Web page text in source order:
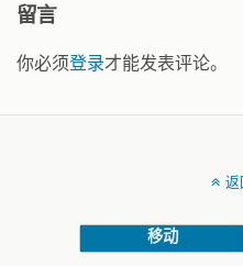
留言
你必须登录才能发表评论。
返
移动